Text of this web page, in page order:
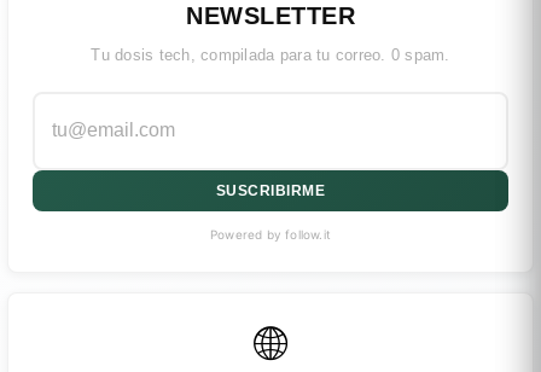
NEWSLETTER
Tu dosis tech, compilada para tu correo. 0 spam.
SUSCRIBIRME
Powered by follow.it
🌐